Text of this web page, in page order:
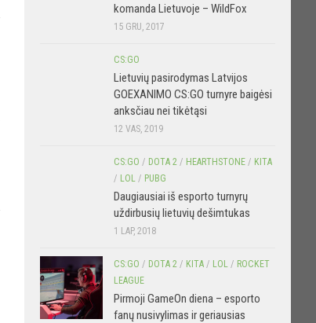
komanda Lietuvoje – WildFox
15 GRU, 2017
CS:GO
Lietuvių pasirodymas Latvijos
GOEXANIMO CS:GO turnyre baigėsi
anksčiau nei tikėtąsi
12 VAS, 2019
CS:GO / DOTA 2 / HEARTHSTONE / KITA
/ LOL / PUBG
Daugiausiai iš esporto turnyrų
uždirbusių lietuvių dešimtukas
1 LAP, 2018
CS:GO / DOTA 2 / KITA / LOL / ROCKET
LEAGUE
Pirmoji GameOn diena – esporto
fanų nusivylimas ir geriausias